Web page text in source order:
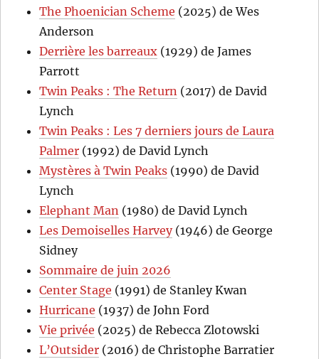
The Phoenician Scheme (2025) de Wes
Anderson
Derrière les barreaux (1929) de James
Parrott
Twin Peaks : The Return (2017) de David
Lynch
Twin Peaks : Les 7 derniers jours de Laura
Palmer (1992) de David Lynch
Mystères à Twin Peaks (1990) de David
Lynch
Elephant Man (1980) de David Lynch
Les Demoiselles Harvey(1946) de George
Sidney
Sommaire de juin 2026
Center Stage (1991) de Stanley Kwan
Hurricane (1937) de John Ford
Vie privée (2025) de Rebecca Zlotowski
L’Outsider (2016) de Christophe Barratier